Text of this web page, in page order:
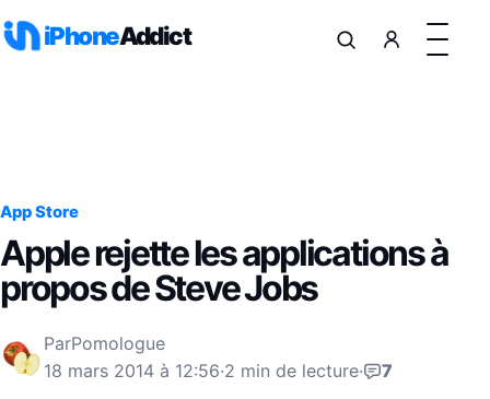
iPhoneAddict
App Store
Apple rejette les applications à
propos de Steve Jobs
ParPomologue
18 mars 2014 à 12:56·2 min de lecture· 7